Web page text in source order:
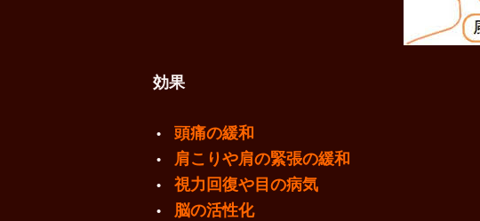
効果
• 頭痛の緩和
• 肩こりや肩の緊張の緩和
• 視力回復や目の病気
• 脳の活性化